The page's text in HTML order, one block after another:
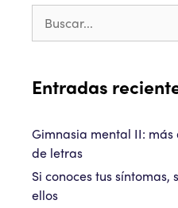
Entradas
Gimnasia mental II:
de letras
Si conoces tus
ellos